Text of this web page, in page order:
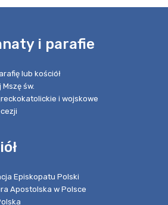
i parafie
lub kościół
Mszę św.
i wojskowe
Episkopatu Polski
Apostolska w Polsce